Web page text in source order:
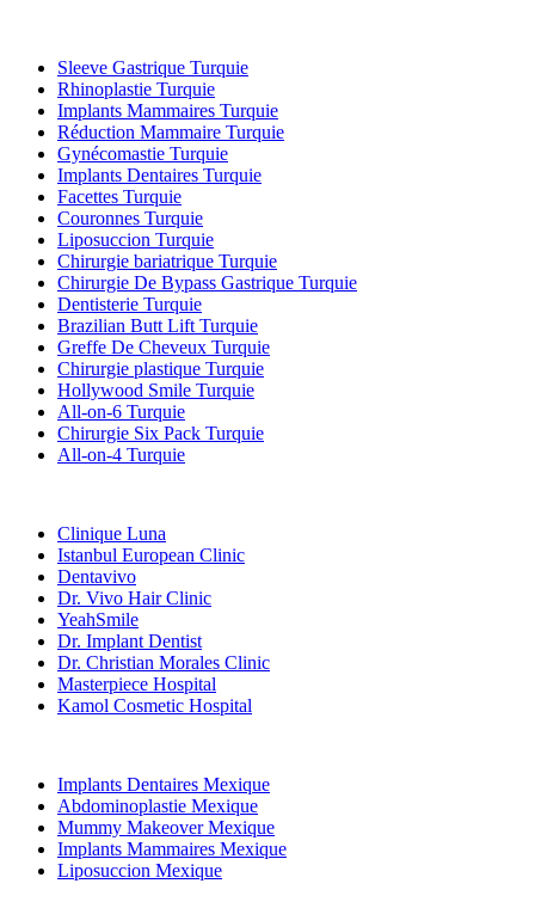
Sleeve Gastrique Turquie
Rhinoplastie Turquie
Implants Mammaires Turquie
Réduction Mammaire Turquie
Gynécomastie Turquie
Implants Dentaires Turquie
Facettes Turquie
Couronnes Turquie
Liposuccion Turquie
Chirurgie bariatrique Turquie
Chirurgie De Bypass Gastrique Turquie
Dentisterie Turquie
Brazilian Butt Lift Turquie
Greffe De Cheveux Turquie
Chirurgie plastique Turquie
Hollywood Smile Turquie
All-on-6 Turquie
Chirurgie Six Pack Turquie
All-on-4 Turquie
Clinique Luna
Istanbul European Clinic
Dentavivo
Dr. Vivo Hair Clinic
YeahSmile
Dr. Implant Dentist
Dr. Christian Morales Clinic
Masterpiece Hospital
Kamol Cosmetic Hospital
Implants Dentaires Mexique
Abdominoplastie Mexique
Mummy Makeover Mexique
Implants Mammaires Mexique
Liposuccion Mexique